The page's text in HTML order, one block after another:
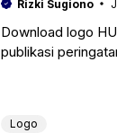
Rizki Sugiono
Download logo
publikasi
Logo